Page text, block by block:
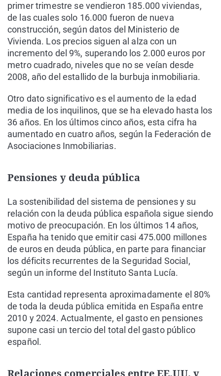
primer trimestre se vendieron 185.000 viviendas,
de las cuales solo 16.000 fueron de nueva
construcción, según datos del Ministerio de
Vivienda. Los precios siguen al alza con un
incremento del 9%, superando los 2.000 euros por
metro cuadrado, niveles que no se veían desde
2008, año del estallido de la burbuja inmobiliaria.
Otro dato significativo es el aumento de la edad
media de los inquilinos, que se ha elevado hasta los
36 años. En los últimos cinco años, esta cifra ha
aumentado en cuatro años, según la Federación de
Asociaciones Inmobiliarias.
Pensiones y deuda pública
La sostenibilidad del sistema de pensiones y su
relación con la deuda pública española sigue siendo
motivo de preocupación. En los últimos 14 años,
España ha tenido que emitir casi 475.000 millones
de euros en deuda pública, en parte para financiar
los déficits recurrentes de la Seguridad Social,
según un informe del Instituto Santa Lucía.
Esta cantidad representa aproximadamente el 80%
de toda la deuda pública emitida en España entre
2010 y 2024. Actualmente, el gasto en pensiones
supone casi un tercio del total del gasto público
español.
Relaciones comerciales entre EE.UU. y